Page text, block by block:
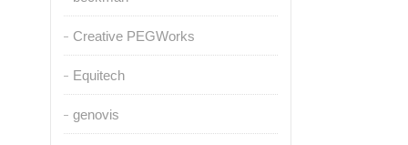
Creative PEGWorks
Equitech
genovis